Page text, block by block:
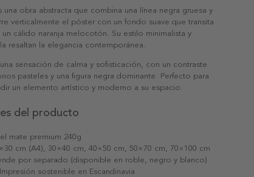
una obra abstracta que combina una línea negra gruesa y
verticalmente el póster con un fondo suave que transita
cálido naranja melocotón. Su estilo minimalista y
resaltan la elegancia contemporánea.
sensación de calma y sofisticación, con un contraste
pasteles y una figura negra dominante. Perfecto para
un elemento artístico y moderno a su espacio.
del producto
mate premium 240g
cm (A4), 30×40 cm, 40×50 cm, 50×70 cm, 70×100 cm
por separado (disponible en roble, negro y blanco)
Impresión sostenible en Escandinavia